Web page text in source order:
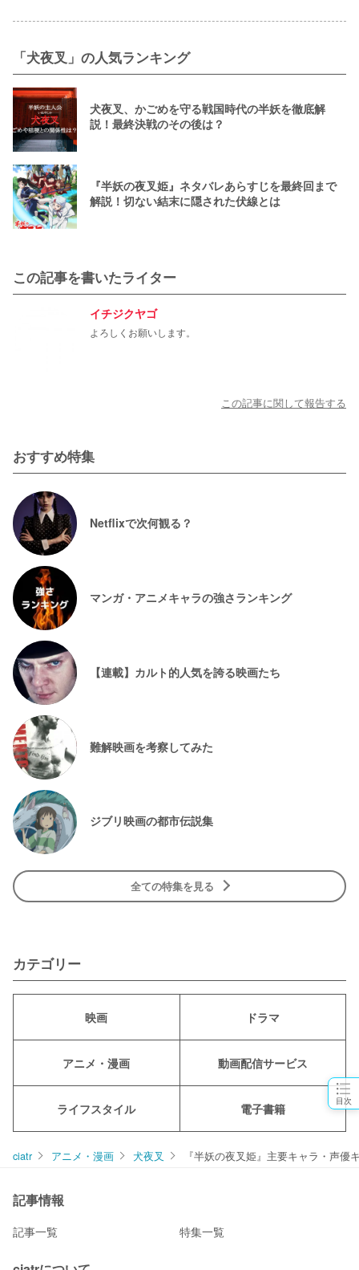
目次
「犬夜叉」の人気ランキング
犬夜叉、かごめを守る戦国時代の半妖を徹底解
説！最終決戦のその後は？
『半妖の夜叉姫』ネタバレあらすじを最終回まで
解説！切ない結末に隠された伏線とは
この記事を書いたライター
イチジクヤゴ
よろしくお願いします。
この記事に関して報告する
おすすめ特集
Netflixで次何観る？
マンガ・アニメキャラの強さランキング
【連載】カルト的人気を誇る映画たち
難解映画を考察してみた
ジブリ映画の都市伝説集
全ての特集を見る
カテゴリー
映画 ドラマ
アニメ・漫画 動画配信サービス
ライフスタイル 電子書籍
ciatr アニメ・漫画 犬夜叉 『半妖の夜叉姫』主要キャラ・声
記事情報
記事一覧 特集一覧